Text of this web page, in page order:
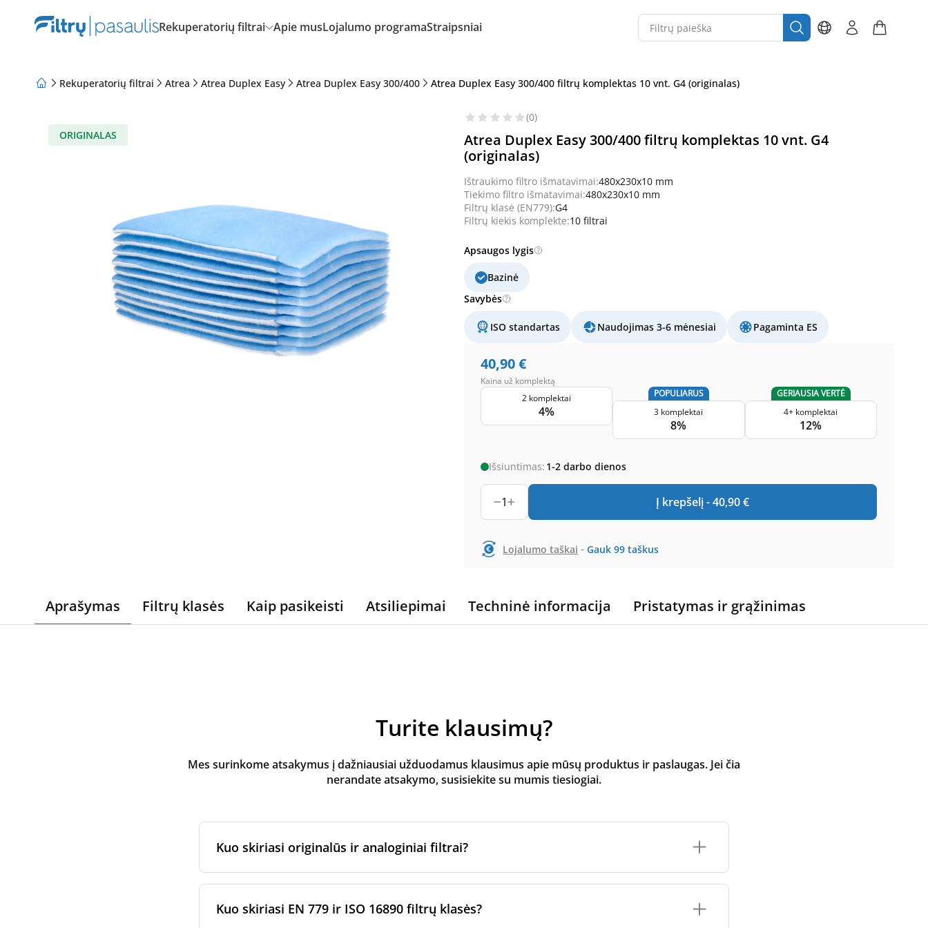
Rekuperatorių filtrai Apie musLojalumo programaStraipsniai
Rekuperatorių filtrai Atrea Atrea Duplex Easy Atrea Duplex Easy 300/400 Atrea Duplex Easy 300/400 filtrų komplektas 10 vnt. G4 (originalas)
ORIGINALAS
(0)
Atrea Duplex Easy 300/400 filtrų komplektas 10 vnt. G4
(originalas)
Ištraukimo filtro išmatavimai:480x230x10 mm
Tiekimo filtro išmatavimai:480x230x10 mm
Filtrų klasė (EN779):G4
Filtrų kiekis komplekte:10 filtrai
Apsaugos lygis
Bazinė
Savybės
ISO standartas Naudojimas 3-6 mėnesiai Pagaminta ES
40,90€
Kaina už komplektą
2 komplektai
4%
POPULIARUS
3 komplektai
8%
GERIAUSIA VERTĖ
4+ komplektai
12%
Išsiuntimas: 1-2 darbo dienos
1 Į krepšelį -40,90€
Lojalumo taškai - Gauk 99 taškus
Aprašymas Filtrų klasės Kaip pasikeisti Atsiliepimai Techninė informacija Pristatymas ir grąžinimas
Turite klausimų?
Mes surinkome atsakymus į dažniausiai užduodamus klausimus apie mūsų produktus ir paslaugas. Jei čia
nerandate atsakymo, susisiekite su mumis tiesiogiai.
Kuo skiriasi originalūs ir analoginiai filtrai?
arba jam skirtų filtrų per sertifikuotus gamybos partnerius. Jie laikosi konkrečių prekės ženklo
Kuo skiriasi EN 779 ir ISO 16890 filtrų klasės?